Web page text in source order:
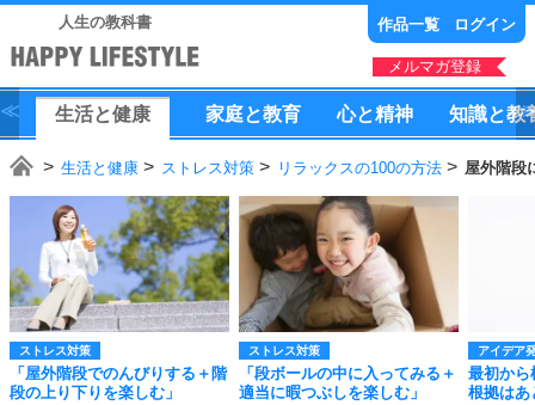
人生の教科書 作品一覧 ログイン
メルマガ登録
生活と健康 家庭と教育 心と精神 知識と教
生活と健康 ストレス対策 リラックスの100の方法 屋外階段
ストレス対策
「屋外階段でのんびりする＋階
段の上り下りを楽しむ」
ストレス対策
「段ボールの中に入ってみる＋
適当に暇つぶしを楽しむ」
アイデア
最初から
根拠はあ